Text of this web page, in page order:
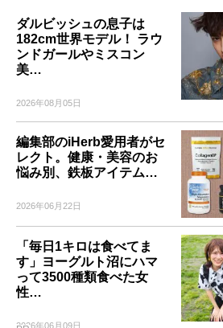
ダルビッシュの息子は
182cm世界モデル！ ラウ
ンドガールやミスコン
美…
2026年08月05日
編集部のiHerb愛用者がセ
レクト。健康・美容のお
悩み別、鉄板アイテム…
2026年06月22日
「毎日1キロは食べてま
す」ヨーグルト沼にハマ
って3500種類食べた女
性…
2026年06月09日